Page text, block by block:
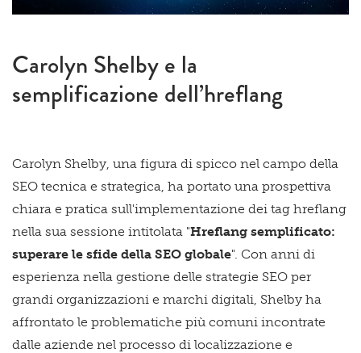
Carolyn Shelby e la
semplificazione dell’hreflang
Carolyn Shelby, una figura di spicco nel campo della
SEO tecnica e strategica, ha portato una prospettiva
chiara e pratica sull'implementazione dei tag hreflang
nella sua sessione intitolata "Hreflang semplificato:
superare le sfide della SEO globale". Con anni di
esperienza nella gestione delle strategie SEO per
grandi organizzazioni e marchi digitali, Shelby ha
affrontato le problematiche più comuni incontrate
dalle aziende nel processo di localizzazione e